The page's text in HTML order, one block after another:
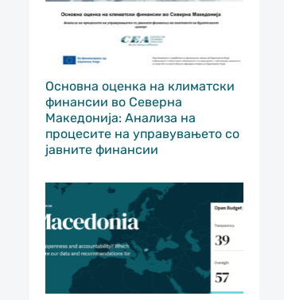
Основна оценка на климатски
финансии во Северна
Македонија: Анализа на
процесите на управувањето со
јавните финансии